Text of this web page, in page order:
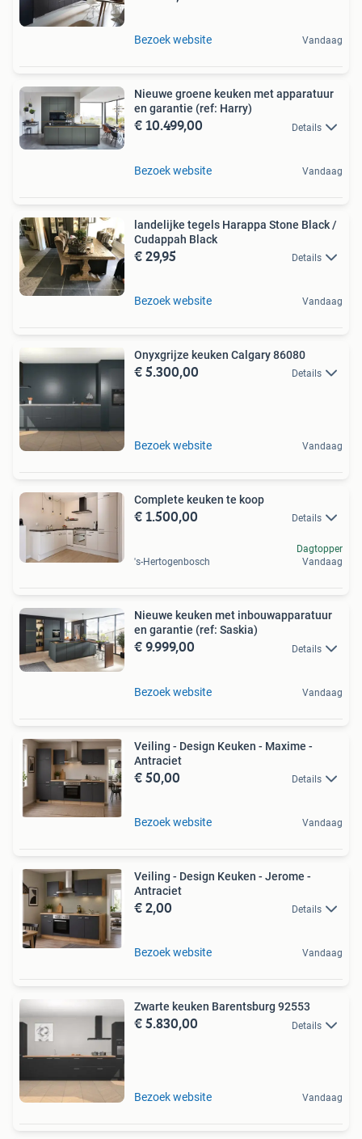
Bezoek website Vandaag
Nieuwe groene keuken met apparatuur
en garantie (ref: Harry)
€ 10.499,00 Details
Bezoek website Vandaag
landelijke tegels Harappa Stone Black /
Cudappah Black
€ 29,95 Details
Bezoek website Vandaag
Onyxgrijze keuken Calgary 86080
€ 5.300,00 Details
Bezoek website Vandaag
Complete keuken te koop
€ 1.500,00 Details
's-Hertogenbosch
Dagtopper
Vandaag
Nieuwe keuken met inbouwapparatuur
en garantie (ref: Saskia)
€ 9.999,00 Details
Bezoek website Vandaag
Veiling - Design Keuken - Maxime -
Antraciet
€ 50,00 Details
Bezoek website Vandaag
Veiling - Design Keuken - Jerome -
Antraciet
€ 2,00 Details
Bezoek website Vandaag
Zwarte keuken Barentsburg 92553
€ 5.830,00 Details
Bezoek website Vandaag